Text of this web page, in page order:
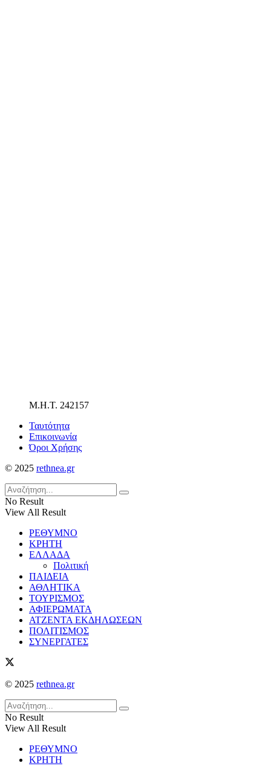
Μ.Η.Τ. 242157
Ταυτότητα
Επικοινωνία
Όροι Χρήσης
© 2025 rethnea.gr
No Result
View All Result
ΡΕΘΥΜΝΟ
ΚΡΗΤΗ
ΕΛΛΑΔΑ
Πολιτική
ΠΑΙΔΕΙΑ
ΑΘΛΗΤΙΚΑ
ΤΟΥΡΙΣΜΟΣ
ΑΦΙΕΡΩΜΑΤΑ
ΑΤΖΕΝΤΑ ΕΚΔΗΛΩΣΕΩΝ
ΠΟΛΙΤΙΣΜΟΣ
ΣΥΝΕΡΓΑΤΕΣ
© 2025 rethnea.gr
No Result
View All Result
ΡΕΘΥΜΝΟ
ΚΡΗΤΗ